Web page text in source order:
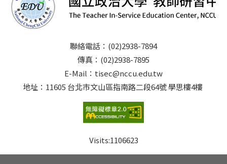
聯絡電話：(02)2938-7894
傳真：(02)2938-7895
E-Mail：tisec@nccu.edu.tw
地址：11605 台北市文山區指南路二段64號 學思樓4樓
Visits:1106623